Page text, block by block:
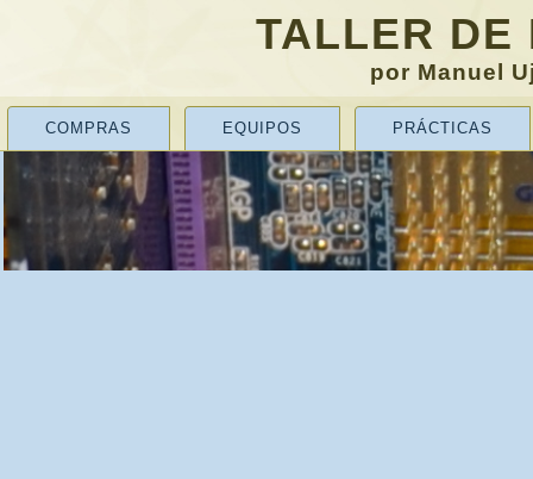
TALLER DE
por Manuel
COMPRAS EQUIPOS PRÁCTICAS